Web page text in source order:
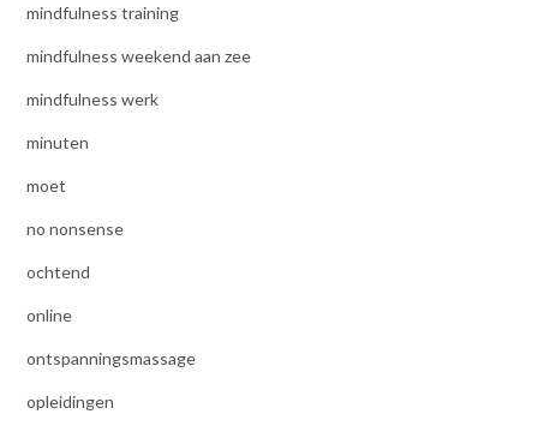
mindfulness training
mindfulness weekend aan zee
mindfulness werk
minuten
moet
no nonsense
ochtend
online
ontspanningsmassage
opleidingen